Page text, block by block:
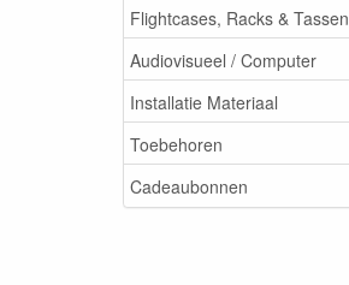
Flightcases, Racks & Tassen
Audiovisueel / Computer
Installatie Materiaal
Toebehoren
Cadeaubonnen